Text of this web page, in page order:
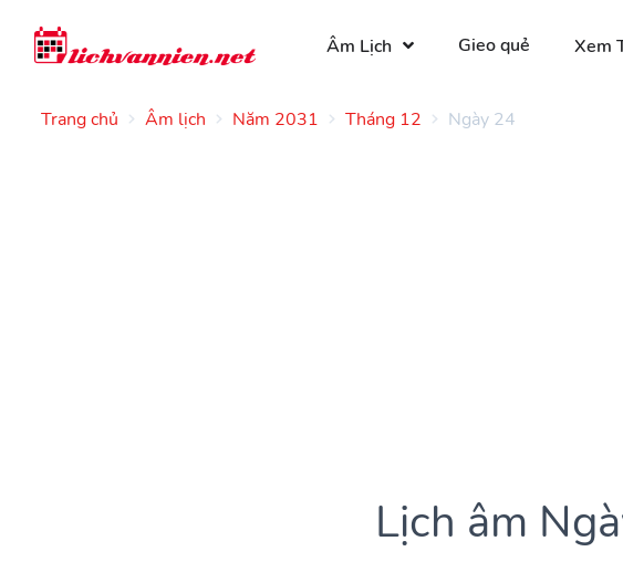
Âm Lịch Gieo quẻ Xem
Trang chủ Âm lịch Năm 2031 Tháng 12 Ngày 24
Lịch âm